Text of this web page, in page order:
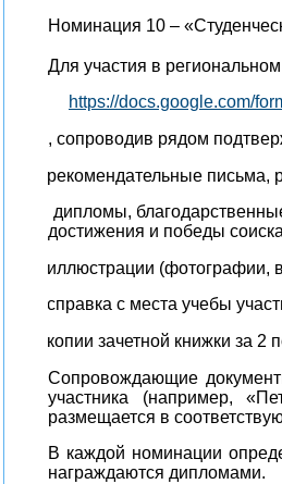
Номинация 10 –
Для участия в
https://docs.google.com/
, сопроводив рядом
рекомендательные письма,
дипломы,
достижения и победы
иллюстрации (фотографии,
справка с места учебы
копии зачетной книжки за 2
Сопровождающие
участника (например,
размещается в
В каждой номинации
награждаются дипломами.